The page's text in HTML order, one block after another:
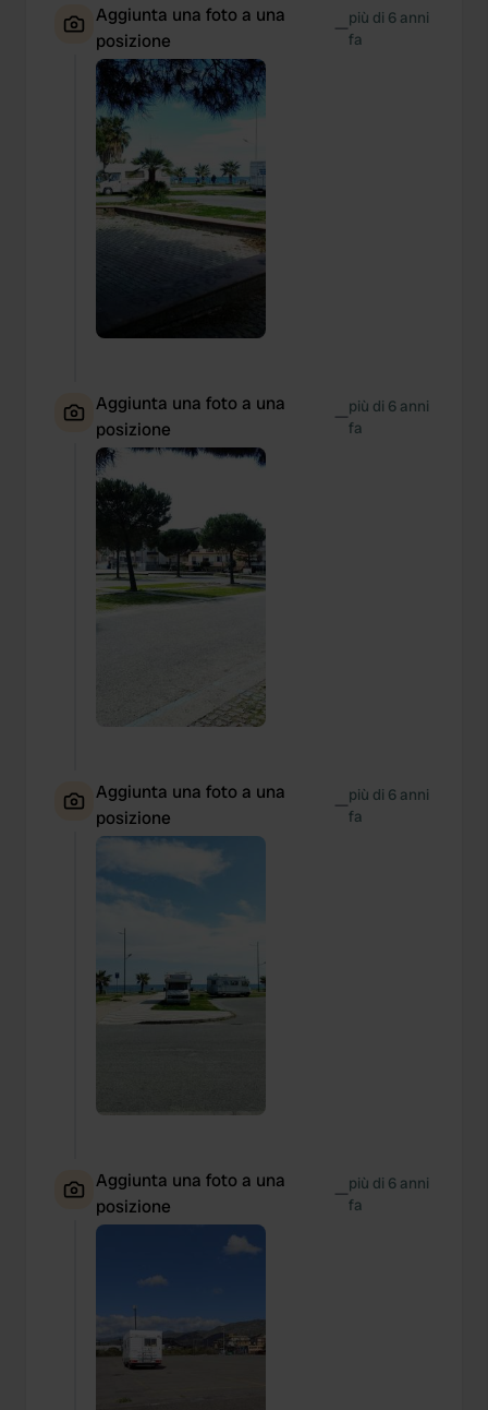
Aggiunta una foto a una
posizione
—più di 6 anni
fa
Aggiunta una foto a una
posizione
—più di 6 anni
fa
Aggiunta una foto a una
posizione
—più di 6 anni
fa
Aggiunta una foto a una
posizione
—più di 6 anni
fa